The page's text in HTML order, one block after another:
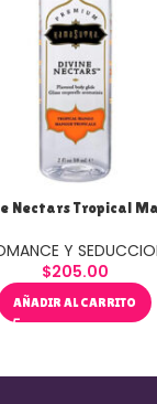
Nectars Tropical
Y
$205.00
AÑADIR AL CARRITO